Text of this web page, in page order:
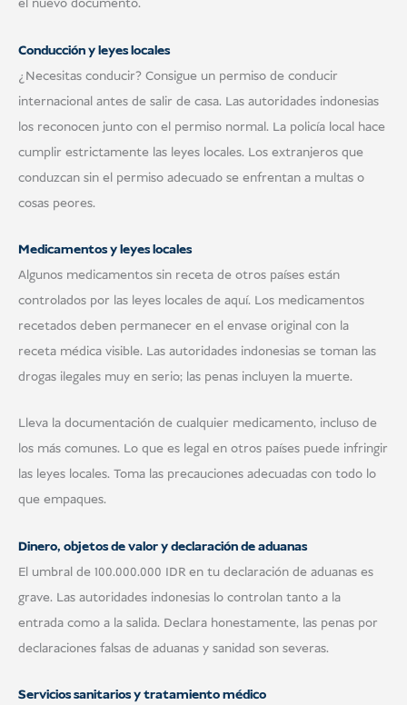
el nuevo documento.
Conducción y leyes locales
¿Necesitas conducir? Consigue un permiso de conducir
internacional antes de salir de casa. Las autoridades indonesias
los reconocen junto con el permiso normal. La policía local hace
cumplir estrictamente las leyes locales. Los extranjeros que
conduzcan sin el permiso adecuado se enfrentan a multas o
cosas peores.
Medicamentos y leyes locales
Algunos medicamentos sin receta de otros países están
controlados por las leyes locales de aquí. Los medicamentos
recetados deben permanecer en el envase original con la
receta médica visible. Las autoridades indonesias se toman las
drogas ilegales muy en serio; las penas incluyen la muerte.
Lleva la documentación de cualquier medicamento, incluso de
los más comunes. Lo que es legal en otros países puede infringir
las leyes locales. Toma las precauciones adecuadas con todo lo
que empaques.
Dinero, objetos de valor y declaración de aduanas
El umbral de 100.000.000 IDR en tu declaración de aduanas es
grave. Las autoridades indonesias lo controlan tanto a la
entrada como a la salida. Declara honestamente, las penas por
declaraciones falsas de aduanas y sanidad son severas.
Servicios sanitarios y tratamiento médico